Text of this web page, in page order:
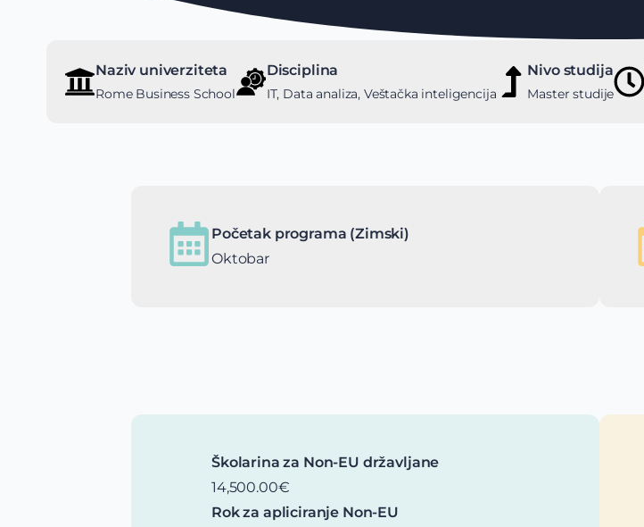
Naziv univerziteta
Rome Business School
Disciplina
IT, Data analiza, Veštačka inteligencija
Nivo studija
Master studije
Početak programa (Zimski)
Oktobar
Školarina za Non-EU državljane
14,500.00€
Rok za apliciranje Non-EU